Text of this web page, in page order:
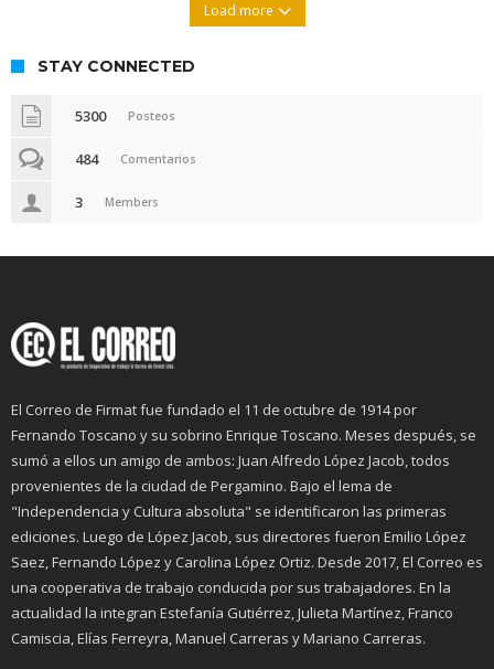
Load more
STAY CONNECTED
5300 Posteos
484 Comentarios
3 Members
El Correo de Firmat fue fundado el 11 de octubre de 1914 por
Fernando Toscano y su sobrino Enrique Toscano. Meses después, se
sumó a ellos un amigo de ambos: Juan Alfredo López Jacob, todos
provenientes de la ciudad de Pergamino. Bajo el lema de
"Independencia y Cultura absoluta" se identificaron las primeras
ediciones. Luego de López Jacob, sus directores fueron Emilio López
Saez, Fernando López y Carolina López Ortiz. Desde 2017, El Correo es
una cooperativa de trabajo conducida por sus trabajadores. En la
actualidad la integran Estefanía Gutiérrez, Julieta Martínez, Franco
Camiscia, Elías Ferreyra, Manuel Carreras y Mariano Carreras.